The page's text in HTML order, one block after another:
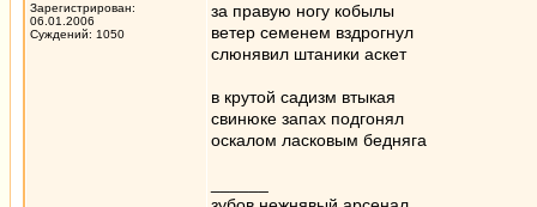
Зарегистрирован:
06.01.2006
Суждений: 1050
за правую ногу кобылы
ветер семенем вздрогнул
слюнявил штаники аскет
в крутой садизм втыкая
свинюке запах подгонял
оскалом ласковым бедняга